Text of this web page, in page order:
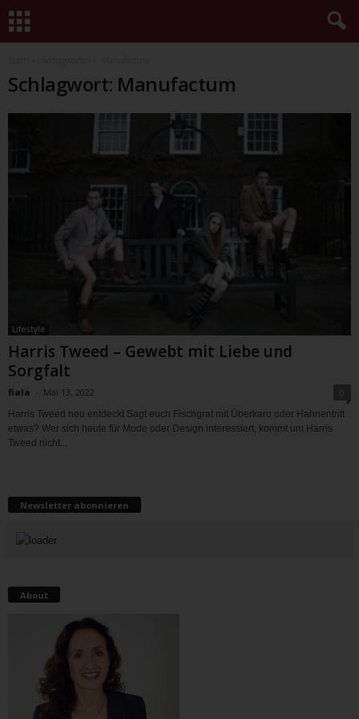
Schlagwort: Manufactum
Lifestyle
Harris Tweed – Gewebt mit Liebe und
Sorgfalt
fiala - Mai 13, 2022
Harris Tweed neu entdeckt Sagt euch Fischgrat mit Überkaro oder Hahnentritt
etwas? Wer sich heute für Mode oder Design interessiert, kommt um Harris
Tweed nicht...
Newsletter abonnieren
About